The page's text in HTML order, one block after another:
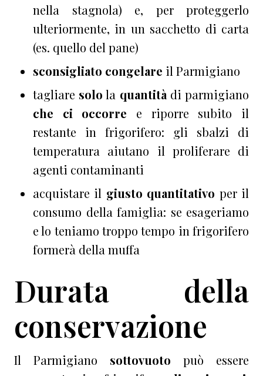
nella stagnola) e, per proteggerlo
ulteriormente, in un sacchetto di carta
(es. quello del pane)
sconsigliato congelare il Parmigiano
tagliare solo la quantità di parmigiano
che ci occorre e riporre subito il
restante in frigorifero: gli sbalzi di
temperatura aiutano il proliferare di
agenti contaminanti
acquistare il giusto quantitativo per il
consumo della famiglia: se esageriamo
e lo teniamo troppo tempo in frigorifero
formerà della muffa
Durata della
conservazione
Il Parmigiano sottovuoto può essere